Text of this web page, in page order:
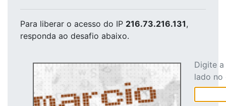
Para liberar o acesso do IP 216.73.216.131,
responda ao desafio abaixo.
Digite
lado no